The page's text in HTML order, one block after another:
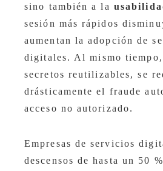
sino también a la
sesión más rápidos
aumentan la adopción de
digitales. Al mismo
secretos reutilizables, se
drásticamente el fraude
acceso no autorizado.
Empresas de servicios
descensos de hasta un 50